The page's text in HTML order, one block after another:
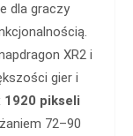
dla graczy
XR2 i
gier i
1920 pikseli
72–90